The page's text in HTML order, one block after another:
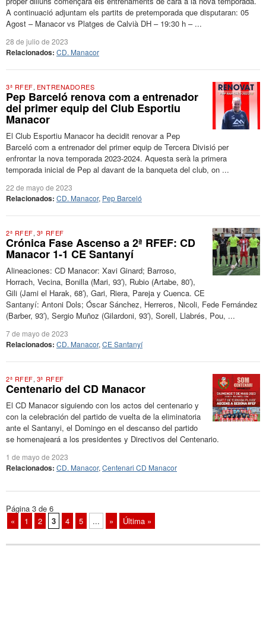
A continuació adjuntam els partits de pretemporada que disputaran: 05
Agost – Manacor vs Platges de Calvià DH – 19:30 h – ...
28 de julio de 2023
Relacionados: CD. Manacor
3ª RFEF, ENTRENADORES
Pep Barceló renova com a entrenador
del primer equip del Club Esportiu
Manacor
El Club Esportiu Manacor ha decidit renovar a Pep
Barceló com a entrenador del primer equip de Tercera Divisió per
enfrontar la nova temporada 2023-2024. Aquesta serà la primera
temporada inicial de Pep al davant de la banqueta del club, on ...
22 de mayo de 2023
Relacionados: CD. Manacor, Pep Barceló
2ª RFEF, 3ª RFEF
Crónica Fase Ascenso a 2ª RFEF: CD
Manacor 1-1 CE Santanyí
Alineaciones: CD Manacor: Xavi Ginard; Barroso,
Horrach, Vecina, Bonilla (Mari, 93′), Rubio (Artabe, 80′),
Gili (Jami el Harak, 68′), Gari, Riera, Pareja y Cuenca. CE
Santanyí: Antoni Dols; Óscar Sánchez, Herreros, Nicoli, Fede Fernández
(Barber, 93′), Sergio Muñoz (Gilardoni, 93′), Sorell, Llabrés, Pou, ...
7 de mayo de 2023
Relacionados: CD. Manacor, CE Santanyí
2ª RFEF, 3ª RFEF
Centenario del CD Manacor
El CD Manacor siguiendo con los actos del centenario y
con la celebración del partido de vuelta de la eliminatoria
ante el Santanyi, el Domingo en el descanso del partido
se homenajeará a los presidentes y Directivos del Centenario.
1 de mayo de 2023
Relacionados: CD. Manacor, Centenari CD Manacor
Página 3 de 6
«
1 2 3 4 5 ... » Última »